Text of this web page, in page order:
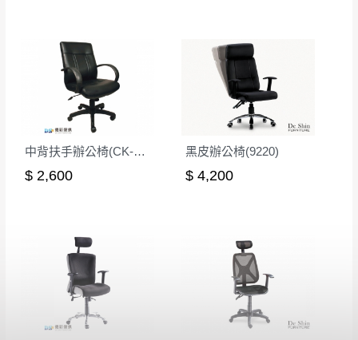
中背扶手辦公椅(CK-401)
$ 2,600
黑皮辦公椅(9220)
$ 4,200